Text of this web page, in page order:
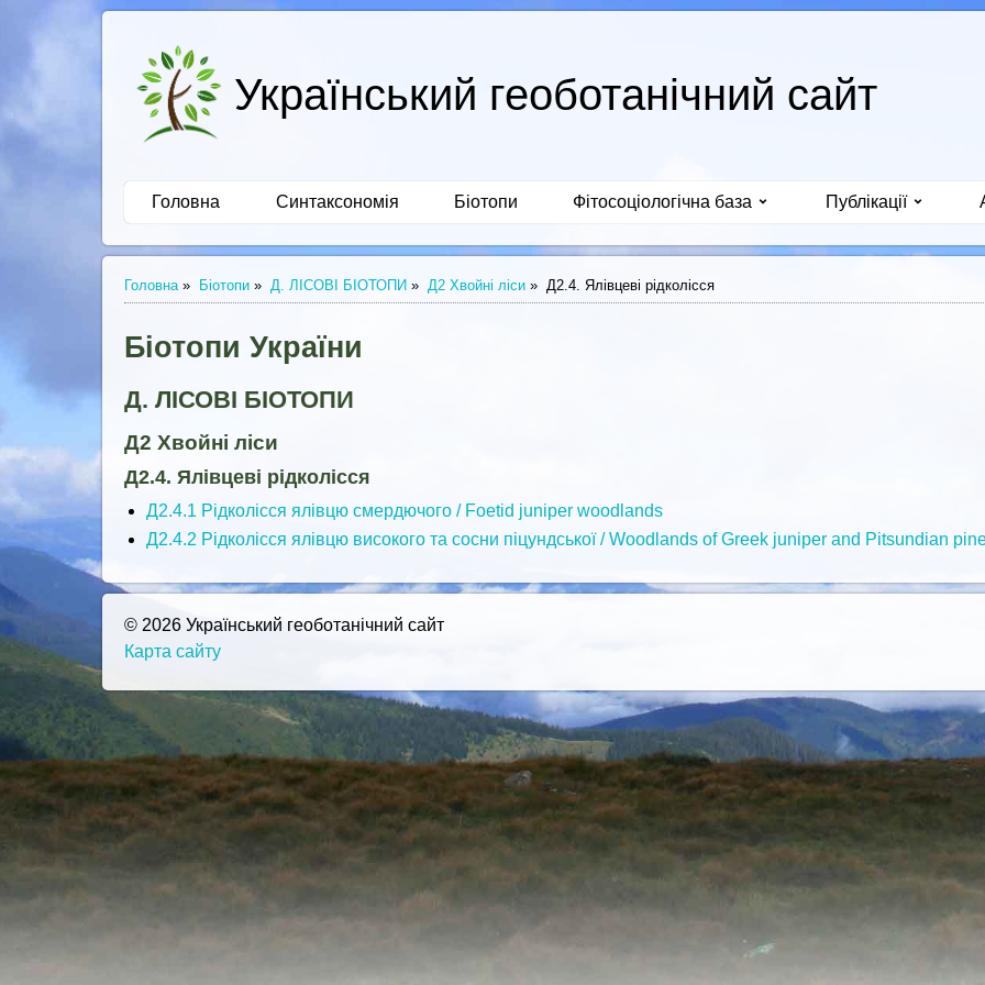
Український геоботанічний сайт
Головна Синтаксономія Біотопи Фітосоціологічна база Публікації
Головна » Біотопи » Д. ЛІСОВІ БІОТОПИ » Д2 Хвойні ліси » Д2.4. Ялівцеві рідколісся
Біотопи України
Д. ЛІСОВІ БІОТОПИ
Д2 Хвойні ліси
Д2.4. Ялівцеві рідколісся
Д2.4.1 Рідколісся ялівцю смердючого / Foetid juniper woodlands
Д2.4.2 Рідколісся ялівцю високого та сосни піцундської / Woodlands of Greek juniper and Pitsundian
© 2026 Український геоботанічний сайт
Карта сайту